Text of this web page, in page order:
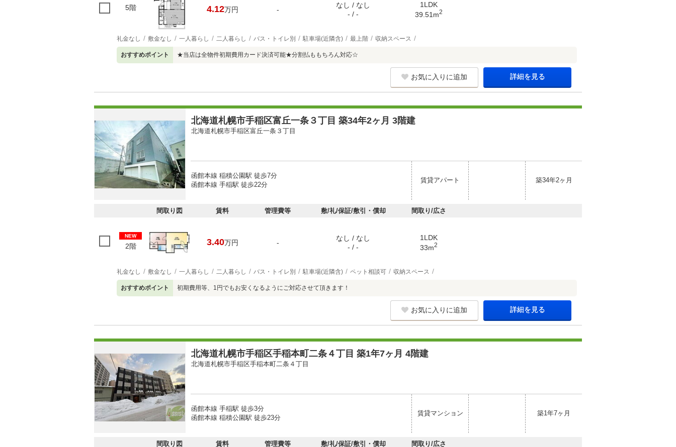
5階 4.12万円 -
なし / なし
- / -
1LDK
39.51m2
礼金なし 敷金なし 一人暮らし 二人暮らし バス・トイレ別 駐車場(近隣含) 最上階 収納スペース
おすすめポイント ★当店は全物件初期費用カード決済可能★分割払ももちろん対応☆
お気に入りに追加 詳細を見る
北海道札幌市手稲区富丘一条３丁目 築34年2ヶ月 3階建
北海道札幌市手稲区富丘一条３丁目
函館本線 稲積公園駅 徒歩7分
函館本線 手稲駅 徒歩22分
賃貸アパート 築34年2ヶ月
間取り図 賃料 管理費等 敷/礼/保証/敷引・償却 間取り/広さ
NEW
2階 3.40万円 -
なし / なし
- / -
1LDK
33m2
礼金なし 敷金なし 一人暮らし 二人暮らし バス・トイレ別 駐車場(近隣含) ペット相談可 収納スペース
おすすめポイント 初期費用等、1円でもお安くなるようにご対応させて頂きます！
お気に入りに追加 詳細を見る
北海道札幌市手稲区手稲本町二条４丁目 築1年7ヶ月 4階建
北海道札幌市手稲区手稲本町二条４丁目
函館本線 手稲駅 徒歩3分
函館本線 稲積公園駅 徒歩23分
賃貸マンション 築1年7ヶ月
間取り図 賃料 管理費等 敷/礼/保証/敷引・償却 間取り/広さ